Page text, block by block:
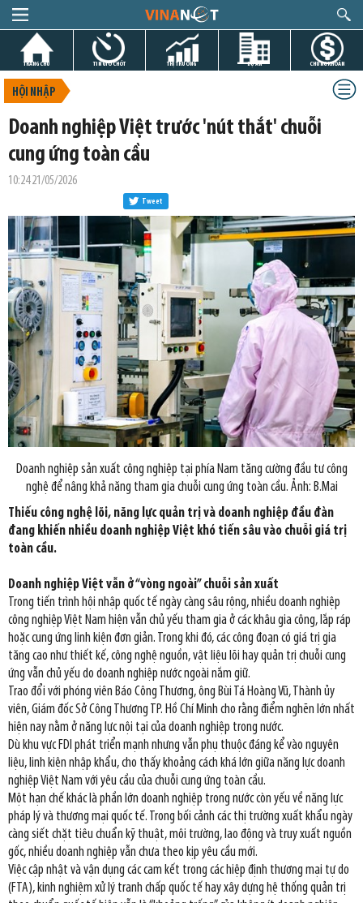
TRANG CHỦ TIN GIỜ CHÓT THỊ TRƯỜNG DỰ ÁN CHỨNG KHOÁN
HỘI NHẬP
Doanh nghiệp Việt trước 'nút thắt' chuỗi
cung ứng toàn cầu
10:24 21/05/2026
Tweet
Doanh nghiệp sản xuất công nghiệp tại phía Nam tăng cường đầu tư công
nghệ để nâng khả năng tham gia chuỗi cung ứng toàn cầu. Ảnh: B.Mai
Thiếu công nghệ lõi, năng lực quản trị và doanh nghiệp đầu đàn
đang khiến nhiều doanh nghiệp Việt khó tiến sâu vào chuỗi giá trị
toàn cầu.
Doanh nghiệp Việt vẫn ở “vòng ngoài” chuỗi sản xuất
Trong tiến trình hội nhập quốc tế ngày càng sâu rộng, nhiều doanh nghiệp
công nghiệp Việt Nam hiện vẫn chủ yếu tham gia ở các khâu gia công, lắp ráp
hoặc cung ứng linh kiện đơn giản. Trong khi đó, các công đoạn có giá trị gia
tăng cao như thiết kế, công nghệ nguồn, vật liệu lõi hay quản trị chuỗi cung
ứng vẫn chủ yếu do doanh nghiệp nước ngoài nắm giữ.
Trao đổi với phóng viên Báo Công Thương, ông Bùi Tá Hoàng Vũ, Thành ủy
viên, Giám đốc Sở Công Thương TP. Hồ Chí Minh cho rằng điểm nghẽn lớn nhất
hiện nay nằm ở năng lực nội tại của doanh nghiệp trong nước.
Dù khu vực FDI phát triển mạnh nhưng vẫn phụ thuộc đáng kể vào nguyên
liệu, linh kiện nhập khẩu, cho thấy khoảng cách khá lớn giữa năng lực doanh
nghiệp Việt Nam với yêu cầu của chuỗi cung ứng toàn cầu.
Một hạn chế khác là phần lớn doanh nghiệp trong nước còn yếu về năng lực
pháp lý và thương mại quốc tế. Trong bối cảnh các thị trường xuất khẩu ngày
càng siết chặt tiêu chuẩn kỹ thuật, môi trường, lao động và truy xuất nguồn
gốc, nhiều doanh nghiệp vẫn chưa theo kịp yêu cầu mới.
Việc cập nhật và vận dụng các cam kết trong các hiệp định thương mại tự do
(FTA), kinh nghiệm xử lý tranh chấp quốc tế hay xây dựng hệ thống quản trị